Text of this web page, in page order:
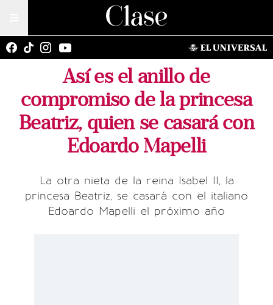
Así es el anillo de
compromiso de la princesa
Beatriz, quien se casará con
Edoardo Mapelli
La otra nieta de la reina Isabel II, la
princesa Beatriz, se casará con el italiano
Edoardo Mapelli el próximo año